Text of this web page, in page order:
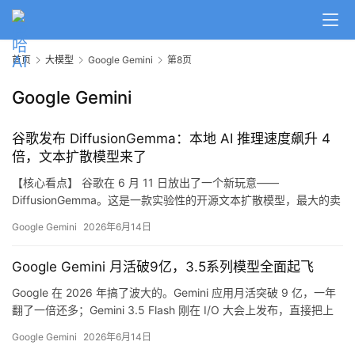
首页 大模型 Google Gemini 第8页
Google Gemini
谷歌发布 DiffusionGemma：本地 AI 推理速度飙升 4
倍，文本扩散模型来了
【核心看点】 谷歌在 6 月 11 日放出了一个新玩意——
DiffusionGemma。这是一款实验性的开源文本扩散模型，最大的卖
向被验证可行，它可能彻底改变大模型在端侧设备上的运行方式。
Gemini）大多是自回归模型，也就是从左到右、逐词生成的方式…
Google Gemini 2026年6月14日
Google Gemini 月活破9亿，3.5系列模型全面起飞
Google 在 2026 年搞了波大的。Gemini 应用月活突破 9 亿，一年
翻了一倍还多；Gemini 3.5 Flash 刚在 I/O 大会上发布，直接把上
这一连串动作，Google 明显是在告诉所有人：AI 战场，老子认真
Google Gemini 2026年6月14日